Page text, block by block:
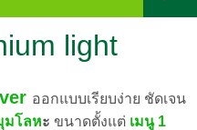
light
ออกแบบเรียบง่าย ชัดเจน
มโลหะ ขนาดตั้งแต่ เมนู 1